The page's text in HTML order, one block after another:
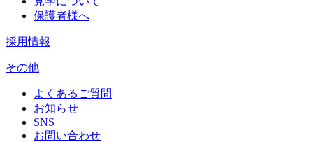
保護者様へ
採用情報
その他
よくあるご質問
お知らせ
SNS
お問い合わせ